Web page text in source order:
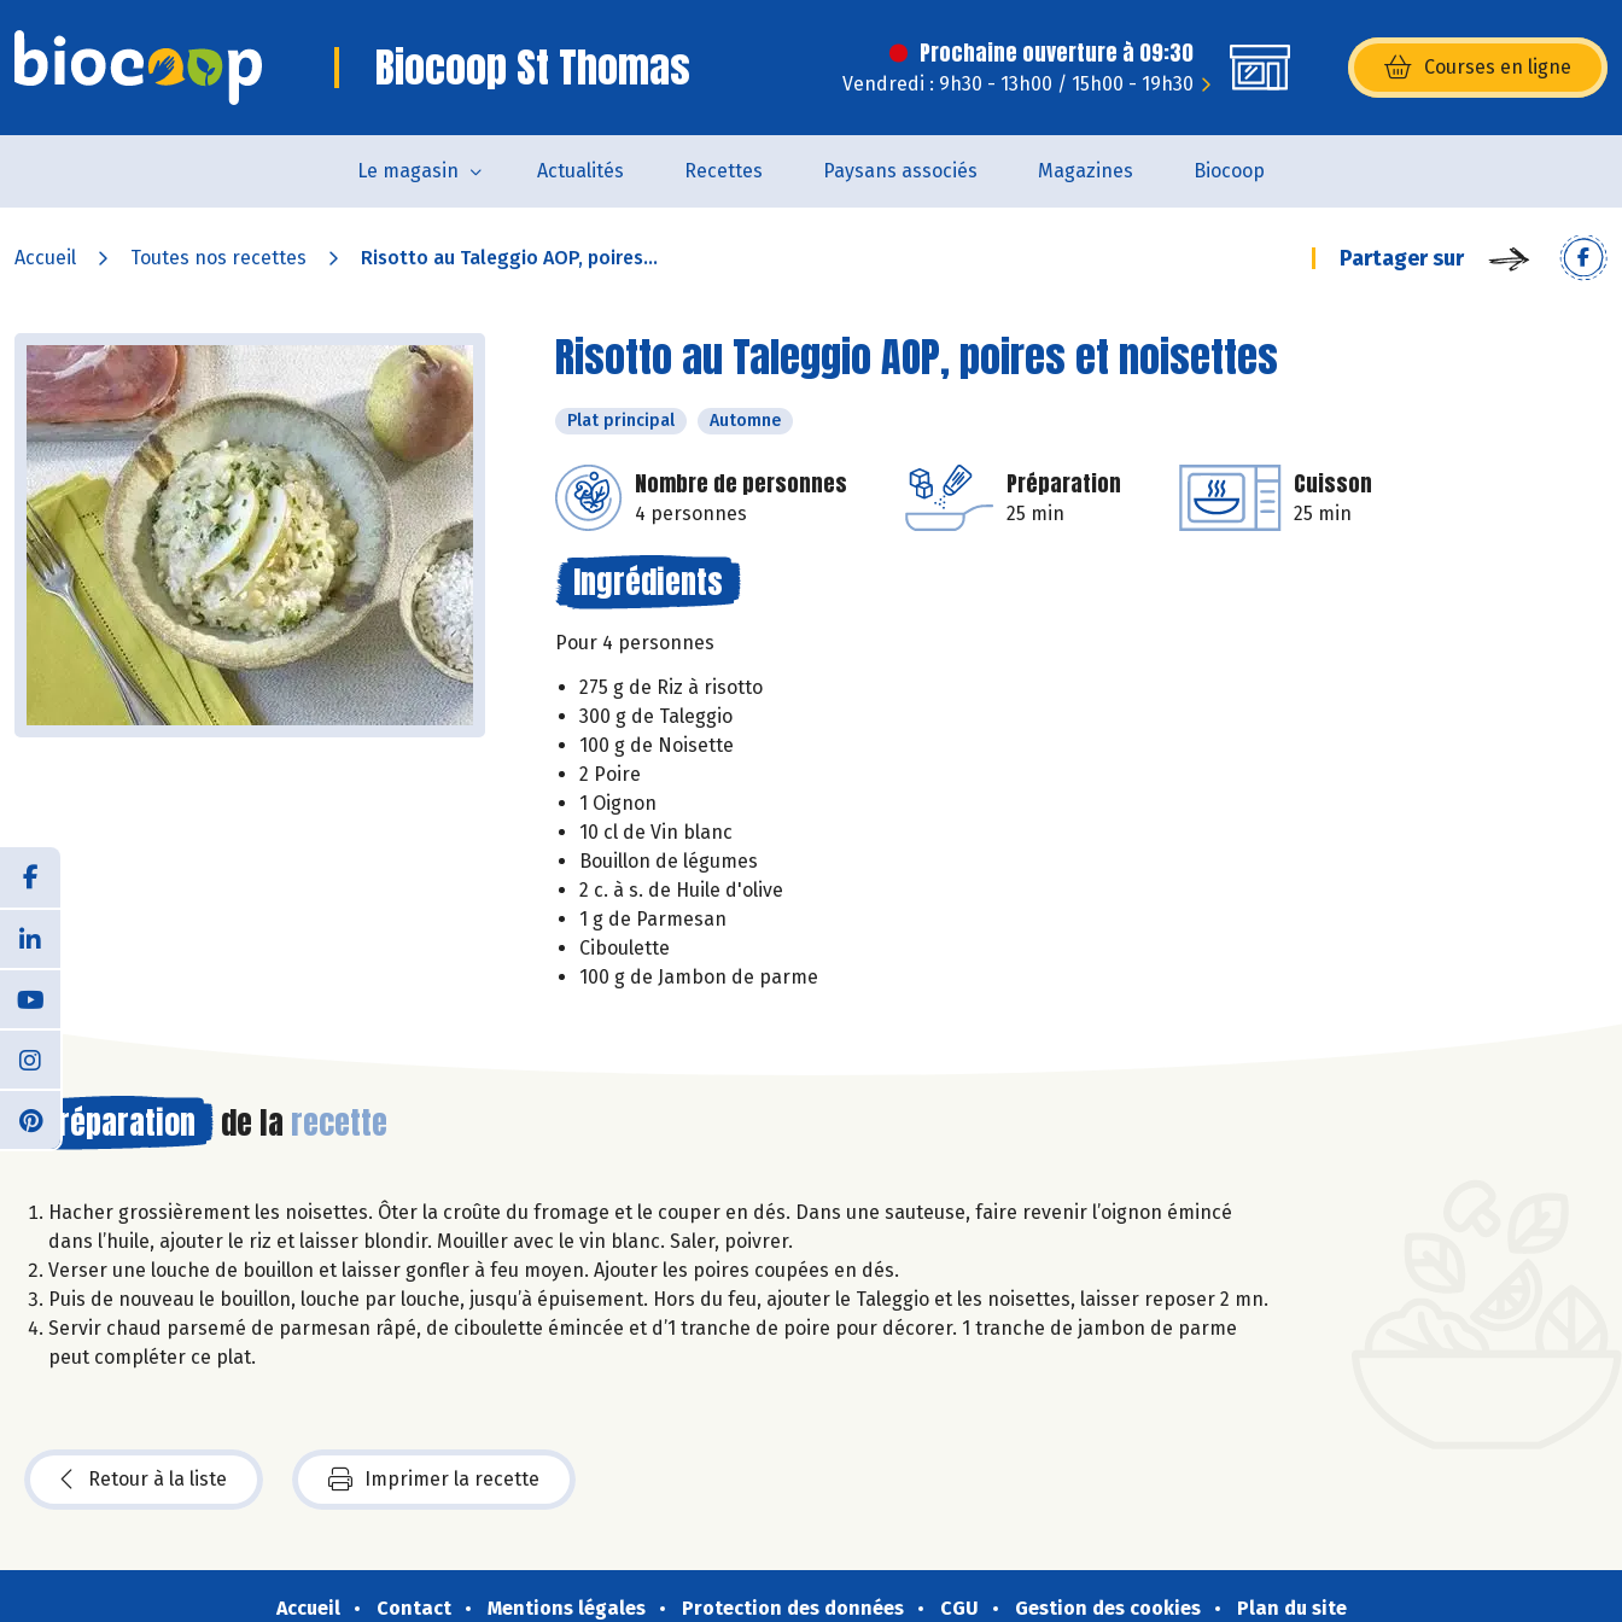
Biocoop St Thomas Prochaine ouverture à 09:30
Vendredi : 9h30 - 13h00 / 15h00 - 19h30
Courses en ligne
(s’ouvre dans une nouvelle
Le magasin Actualités Recettes Paysans associés Magazines Biocoop
Accueil Toutes nos recettes Risotto au Taleggio AOP, poires... Partager sur
Risotto au Taleggio AOP, poires et noisettes
Plat principal Automne
Nombre de personnes
4 personnes
Préparation
25 min
Cuisson
25 min
Ingrédients
Pour 4 personnes
275 g de Riz à risotto
300 g de Taleggio
100 g de Noisette
2 Poire
1 Oignon
10 cl de Vin blanc
Bouillon de légumes
2 c. à s. de Huile d'olive
1 g de Parmesan
Ciboulette
100 g de Jambon de parme
Préparation de la recette
Hacher grossièrement les noisettes. Ôter la croûte du fromage et le couper en dés. Dans une sauteuse, faire revenir l’oignon émincé
dans l’huile, ajouter le riz et laisser blondir. Mouiller avec le vin blanc. Saler, poivrer.
Verser une louche de bouillon et laisser gonfler à feu moyen. Ajouter les poires coupées en dés.
Puis de nouveau le bouillon, louche par louche, jusqu’à épuisement. Hors du feu, ajouter le Taleggio et les noisettes, laisser reposer 2 mn.
Servir chaud parsemé de parmesan râpé, de ciboulette émincée et d’1 tranche de poire pour décorer. 1 tranche de jambon de parme
peut compléter ce plat.
Retour à la liste Imprimer la recette
Accueil Contact Mentions légales Protection des données CGU Gestion des cookies Plan du site